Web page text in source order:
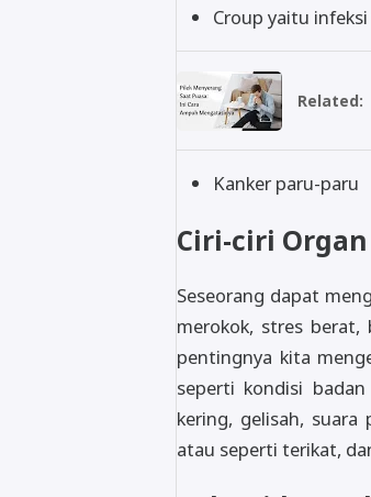
Croup yaitu
Related:
Kanker paru-paru
Ciri-ciri
Seseorang dapat
merokok, stres
pentingnya kita
seperti kondisi
kering, gelisah, suara
atau seperti terikat,